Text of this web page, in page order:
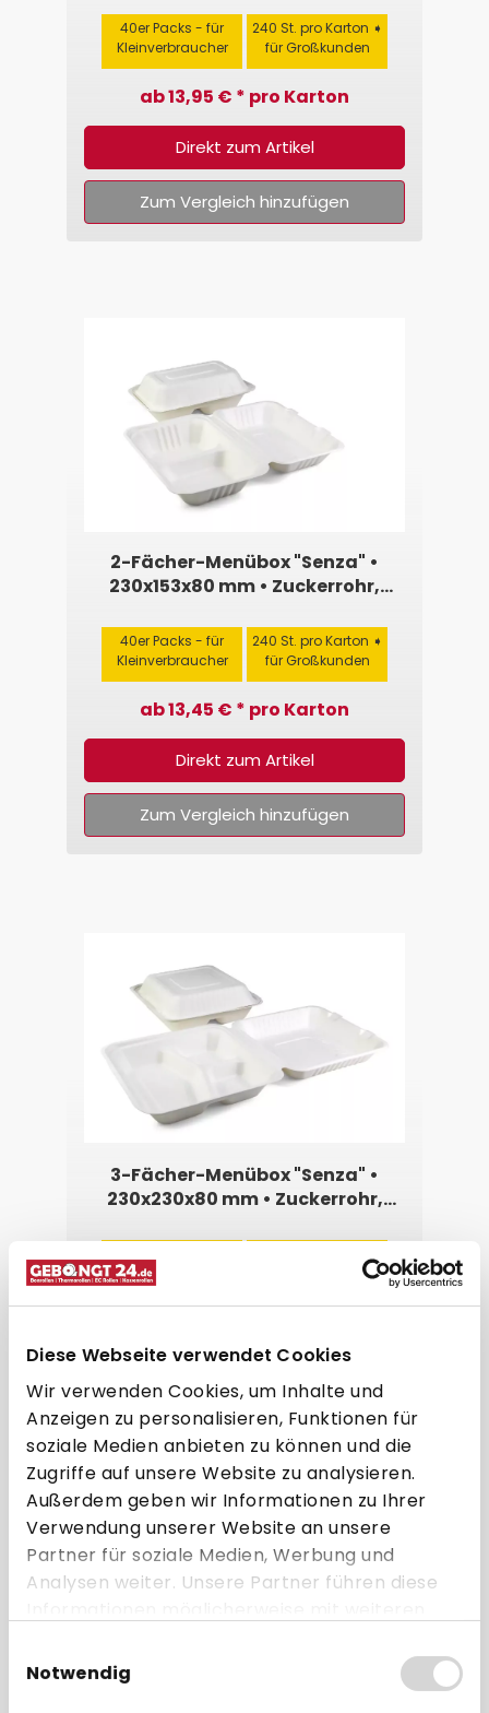
Diese Webseite verwendet Cookies
Wir verwenden Cookies, um Inhalte und
Anzeigen zu personalisieren, Funktionen für
soziale Medien anbieten zu können und die
Zugriffe auf unsere Website zu analysieren.
Außerdem geben wir Informationen zu Ihrer
Verwendung unserer Website an unsere
Partner für soziale Medien, Werbung und
Analysen weiter. Unsere Partner führen diese
haben oder die sie im Rahmen Ihrer Nutzung
der Dienste gesammelt haben.
Notwendig
40er Packs - für
Kleinverbraucher
240 St. pro Karton ➧
für Großkunden
ab 13,95 € * pro Karton
Direkt zum Artikel
Zum Vergleich hinzufügen
2-Fächer-Menübox "Senza" •
230x153x80 mm • Zuckerrohr,
40er Packs - für
Kleinverbraucher
240 St. pro Karton ➧
für Großkunden
ab 13,45 € * pro Karton
Direkt zum Artikel
Zum Vergleich hinzufügen
3-Fächer-Menübox "Senza" •
230x230x80 mm • Zuckerrohr,
Kleinverbraucher
für Großkunden
Zum Vergleich hinzufügen